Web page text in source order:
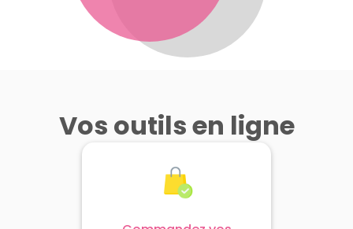
Vos outils en ligne